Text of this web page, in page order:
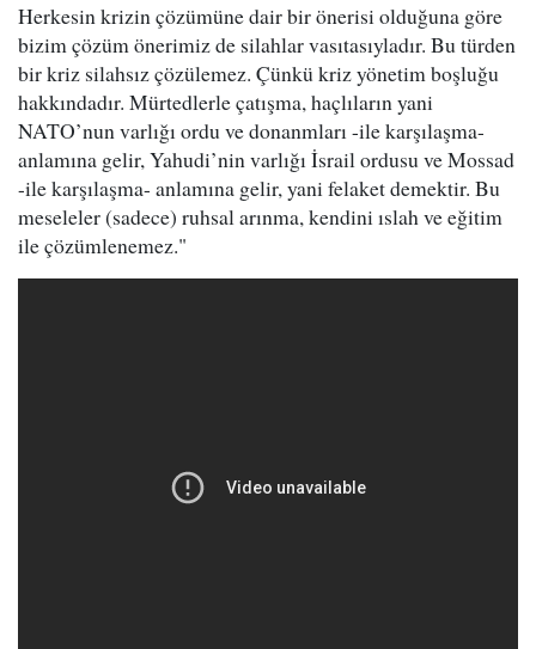
Herkesin krizin çözümüne dair bir önerisi olduğuna göre
bizim çözüm önerimiz de silahlar vasıtasıyladır. Bu türden
bir kriz silahsız çözülemez. Çünkü kriz yönetim boşluğu
hakkındadır. Mürtedlerle çatışma, haçlıların yani
NATO’nun varlığı ordu ve donanmları -ile karşılaşma-
anlamına gelir, Yahudi’nin varlığı İsrail ordusu ve Mossad
-ile karşılaşma- anlamına gelir, yani felaket demektir. Bu
meseleler (sadece) ruhsal arınma, kendini ıslah ve eğitim
ile çözümlenemez."